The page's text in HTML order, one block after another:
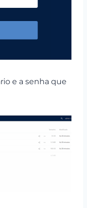
e a senha que